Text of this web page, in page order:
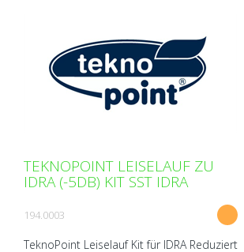
TEKNOPOINT LEISELAUF ZU
IDRA (-5DB) KIT SST IDRA
194.0003
TeknoPoint Leiselauf Kit für IDRA Reduziert